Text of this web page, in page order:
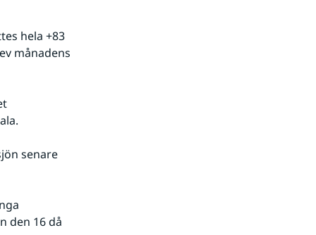
hela +83
månadens
senare
den 16 då